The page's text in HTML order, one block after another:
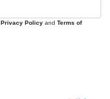
Privacy Policy and Terms of